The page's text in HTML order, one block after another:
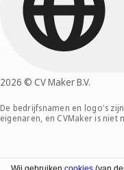
2026 © CV Maker B.V.
De bedrijfsnamen en logo's
eigenaren, en CVMaker is